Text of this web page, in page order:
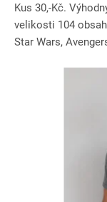
Kus 30,-Kč.
velikosti 104
Star Wars,